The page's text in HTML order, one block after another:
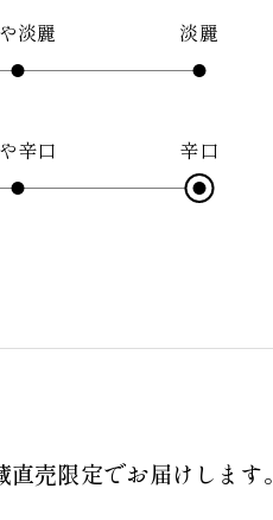
淡麗 淡麗
辛口 辛口
売限定でお届けします。